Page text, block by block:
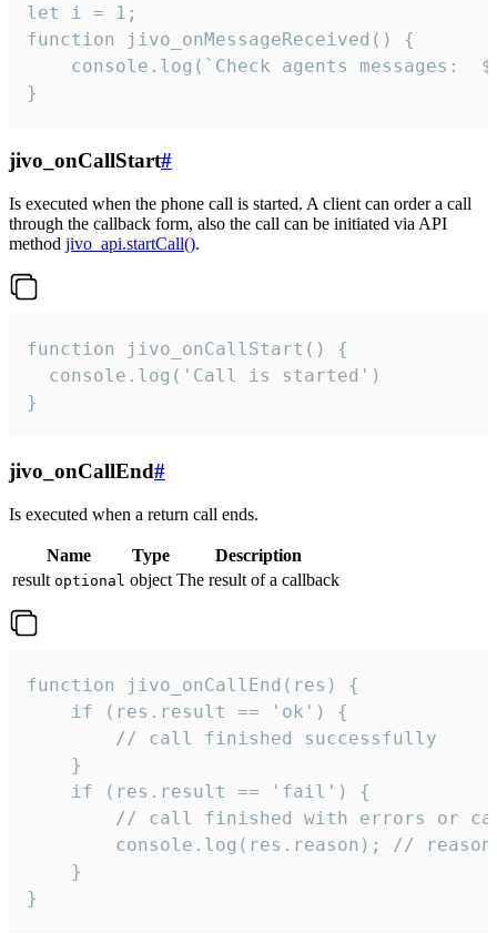
let i = 1;
function jivo_onMessageReceived() {
}
jivo_onCallStart#
Is executed when the phone call is started. A client can order a call
through the callback form, also the call can be initiated via API
method jivo_api.startCall().
function jivo_onCallStart() {
  console.log('Call is started')
}
jivo_onCallEnd#
Is executed when a return call ends.
Name Type
Description
result optional object The result of a callback
function jivo_onCallEnd(res) {
    if (res.result == 'ok') {
        // call finished successfully
    }
    if (res.result == 'fail') {
// call finished with errors or
console.log(res.reason); //
    }
}